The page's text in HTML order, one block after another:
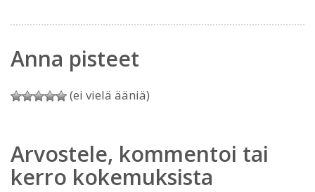
Anna pisteet
(ei vielä ääniä)
Arvostele, kommentoi tai
kerro kokemuksista